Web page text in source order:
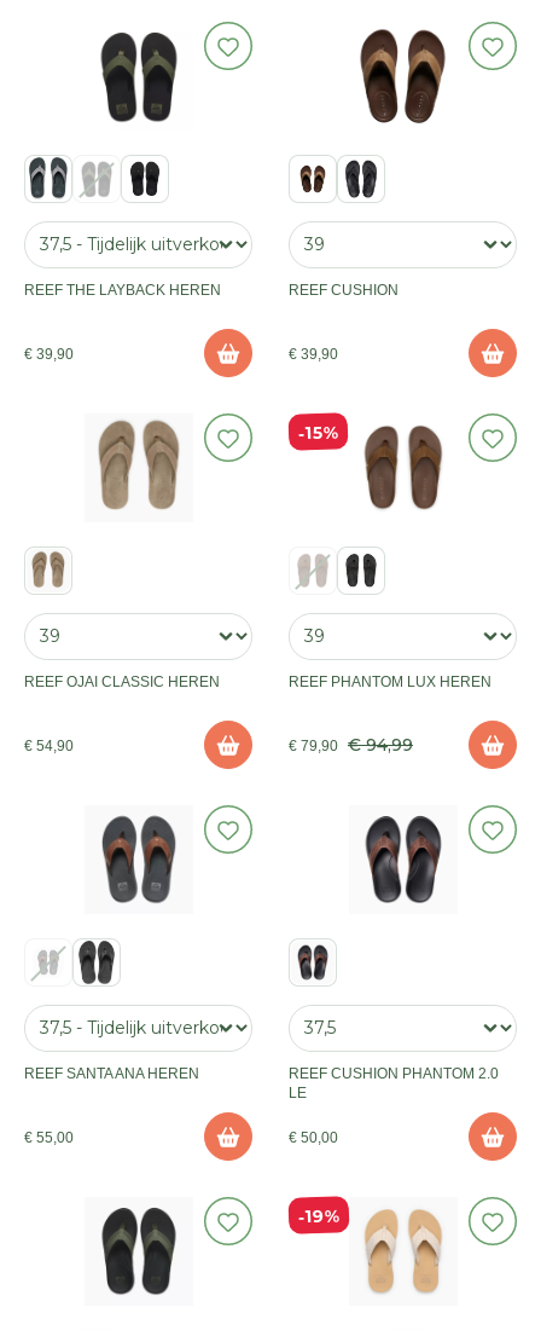
REEF THE LAYBACK HEREN
€ 39,90
REEF CUSHION
€ 39,90
REEF OJAI CLASSIC HEREN
€ 54,90
15%
REEF PHANTOM LUX HEREN
€ 79,90 € 94,99
REEF SANTA ANA HEREN
€ 55,00
REEF CUSHION PHANTOM 2.0
LE
€ 50,00
19%